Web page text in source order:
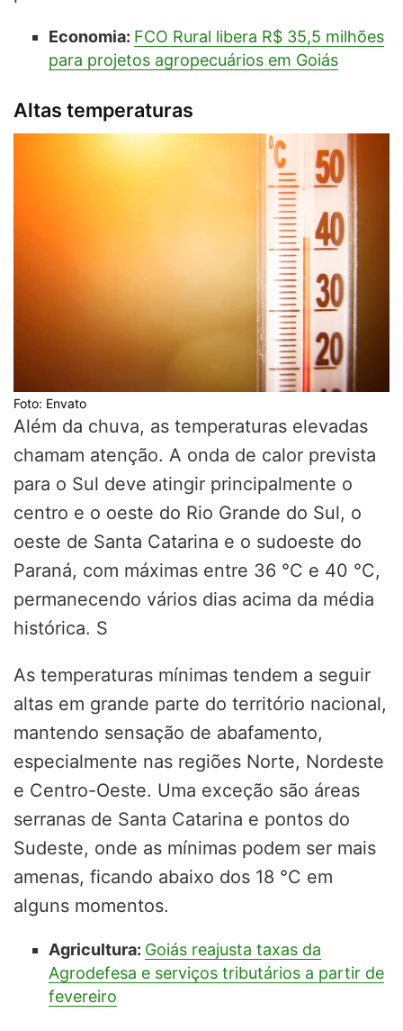
Economia: FCO Rural libera R$ 35,5 milhões
para projetos agropecuários em Goiás
Altas temperaturas
Foto: Envato
Além da chuva, as temperaturas elevadas
chamam atenção. A onda de calor prevista
para o Sul deve atingir principalmente o
centro e o oeste do Rio Grande do Sul, o
oeste de Santa Catarina e o sudoeste do
Paraná, com máximas entre 36 °C e 40 °C,
permanecendo vários dias acima da média
histórica. S
As temperaturas mínimas tendem a seguir
altas em grande parte do território nacional,
mantendo sensação de abafamento,
especialmente nas regiões Norte, Nordeste
e Centro-Oeste. Uma exceção são áreas
serranas de Santa Catarina e pontos do
Sudeste, onde as mínimas podem ser mais
amenas, ficando abaixo dos 18 °C em
alguns momentos.
Agricultura: Goiás reajusta taxas da
Agrodefesa e serviços tributários a partir de
fevereiro